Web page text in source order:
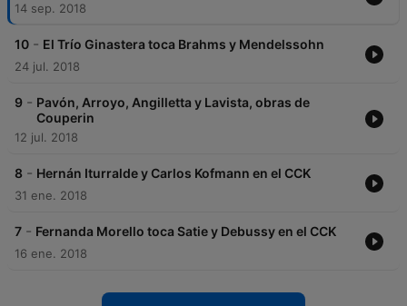
14 sep. 2018
10 - El Trío Ginastera toca Brahms y Mendelssohn
24 jul. 2018
9 - Pavón, Arroyo, Angilletta y Lavista, obras de
Couperin
12 jul. 2018
8 - Hernán Iturralde y Carlos Kofmann en el CCK
31 ene. 2018
7 - Fernanda Morello toca Satie y Debussy en el CCK
16 ene. 2018